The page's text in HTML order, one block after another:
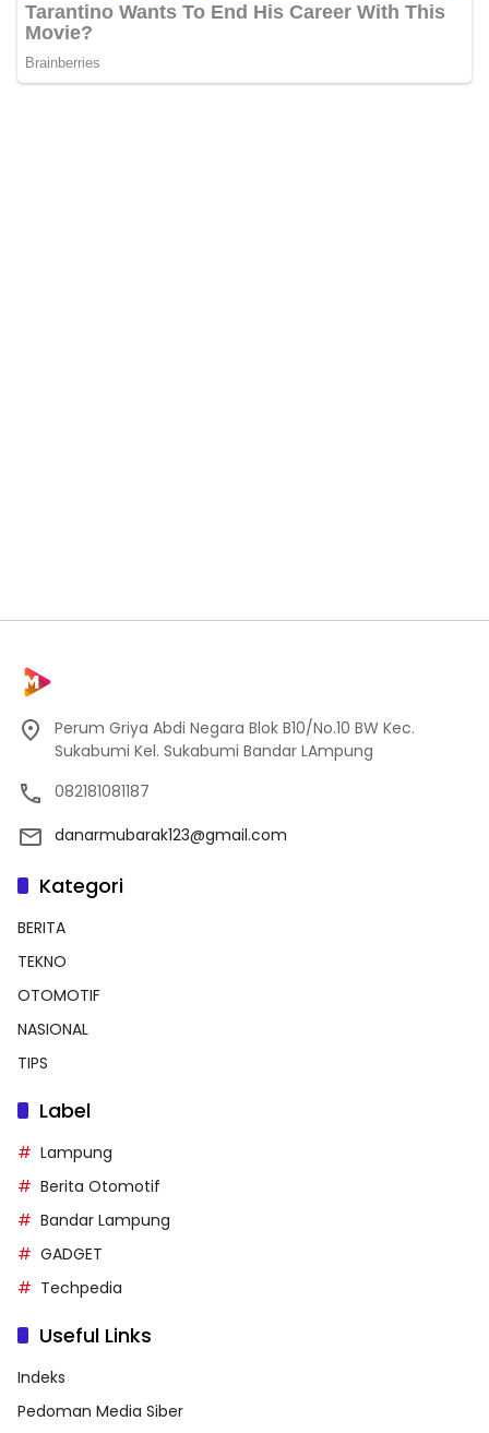
Perum Griya Abdi Negara Blok B10/No.10 BW Kec.
Sukabumi Kel. Sukabumi Bandar LAmpung
082181081187
danarmubarak123@gmail.com
Kategori
BERITA
TEKNO
OTOMOTIF
NASIONAL
TIPS
Label
Lampung
Berita Otomotif
Bandar Lampung
GADGET
Techpedia
Useful Links
Indeks
Pedoman Media Siber